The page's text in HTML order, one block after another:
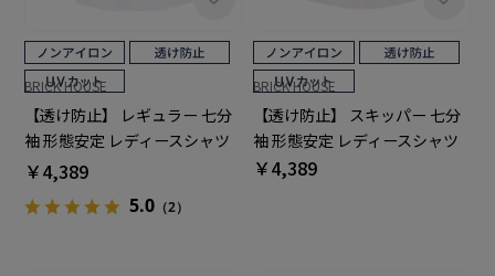
BRICK HOUSE
【透け防止】 レギュラー 七分
袖 形態安定 レディースシャツ
白無地
￥4,389
5.0（2）
BRICK HOUSE
【透け防止】 スキッパー 七分
袖 形態安定 レディースシャツ
￥4,389